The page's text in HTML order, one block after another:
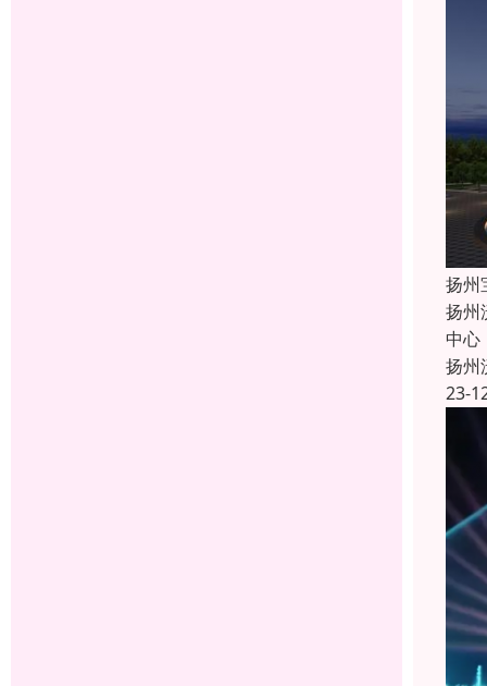
扬州
扬州
中心
扬州
23-